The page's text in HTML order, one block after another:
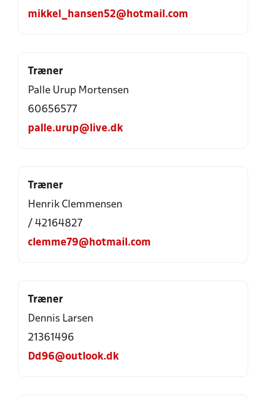
mikkel_hansen52@hotmail.com
Træner
Palle Urup Mortensen
60656577
palle.urup@live.dk
Træner
Henrik Clemmensen
/ 42164827
clemme79@hotmail.com
Træner
Dennis Larsen
21361496
Dd96@outlook.dk